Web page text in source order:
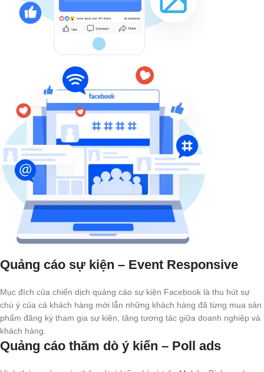
Quảng cáo sự kiện – Event Responsive
Mục đích của chiến dịch quảng cáo sự kiện Facebook là thu hút sự
chú ý của cả khách hàng mới lẫn những khách hàng đã từng mua sản
phẩm đăng ký tham gia sự kiện, tăng tương tác giữa doanh nghiệp và
khách hàng.
Quảng cáo thăm dò ý kiến – Poll ads